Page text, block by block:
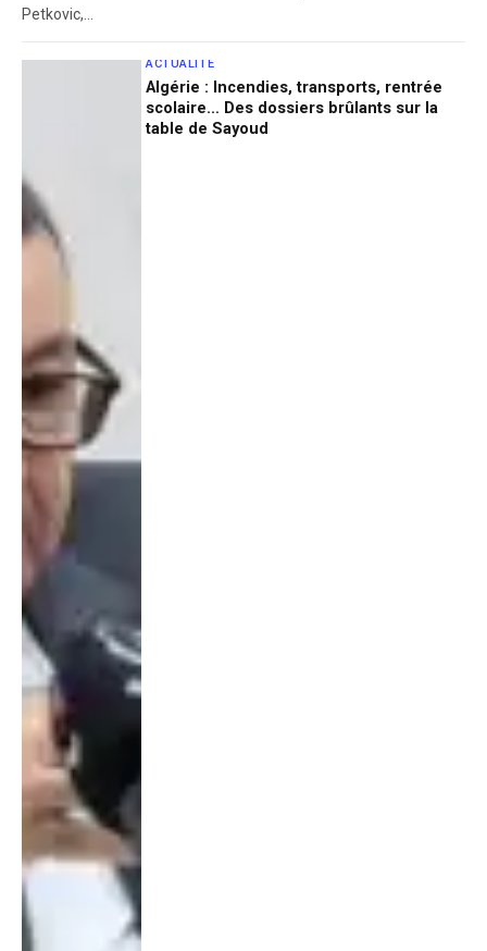
Petkovic,…
ACTUALITÉ
Algérie : Incendies, transports, rentrée
scolaire… Des dossiers brûlants sur la
table de Sayoud